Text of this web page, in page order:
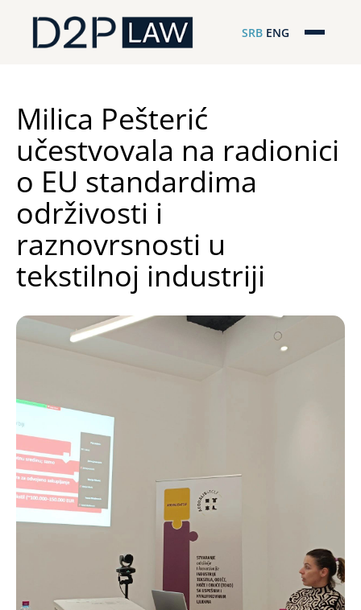
SRB ENG
Regionalna pokrivenost
Naš tim
D2P Novosti
O nama
Pro Bono
Karijera
Kontakt
Milica Pešterić
učestvovala na radionici
o EU standardima
održivosti i
raznovrsnosti u
tekstilnoj industriji